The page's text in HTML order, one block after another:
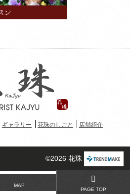
ギャラリー 花珠のしごと 店舗紹介
MAP
PAGE TOP
©2026 花珠